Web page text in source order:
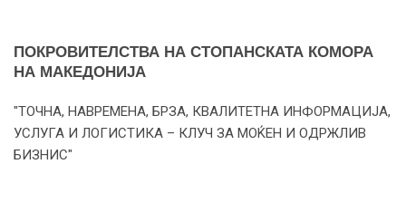
ПОКРОВИТЕЛСТВА НА СТОПАНСКАТА КОМОРА
НА МАКЕДОНИЈА
"ТОЧНА, НАВРЕМЕНА, БРЗА, КВАЛИТЕТНА ИНФОРМАЦИЈА,
УСЛУГА И ЛОГИСТИКА – КЛУЧ ЗА МОЌЕН И ОДРЖЛИВ
БИЗНИС"